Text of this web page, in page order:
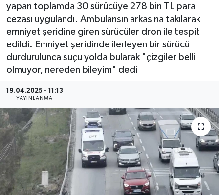
yapan toplamda 30 sürücüye 278 bin TL para
cezası uygulandı. Ambulansın arkasına takılarak
emniyet şeridine giren sürücüler dron ile tespit
edildi. Emniyet şeridinde ilerleyen bir sürücü
durdurulunca suçu yolda bularak "çizgiler belli
olmuyor, nereden bileyim" dedi
19.04.2025 - 11:13
YAYINLANMA